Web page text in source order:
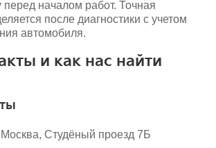
перед началом работ. Точная
после диагностики с учетом
автомобиля.
и как нас найти
Москва, Студёный проезд 7Б